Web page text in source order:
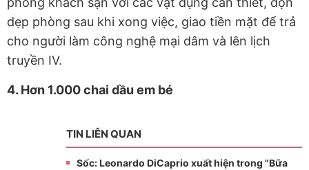
dẹp phòng sau khi xong việc, giao tiền mặt để trả
cho người làm công nghệ mại dâm và lên lịch
truyền IV.
4. Hơn 1.000 chai dầu em bé
TIN LIÊN QUAN
Sốc: Leonardo DiCaprio xuất hiện trong "Bữa